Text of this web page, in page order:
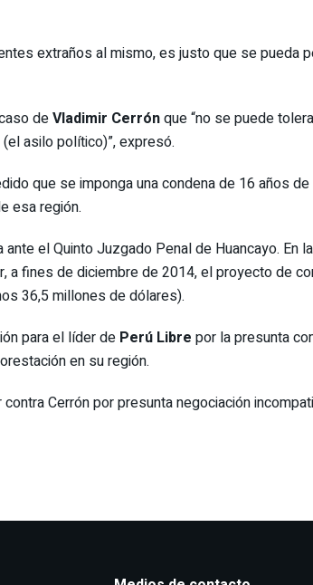
extraños al mismo, es justo que se pueda
deVladimir Cerrónque “no se puede
asilo político)”, expresó.
que se imponga una condena de 16 años
esa región.
el Quinto Juzgado Penal de Huancayo. En
fines de diciembre de 2014, el proyecto de
36,5 millones de dólares).
para el líder de Perú Libre por la presunta
en su región.
Cerrón por presunta negociación